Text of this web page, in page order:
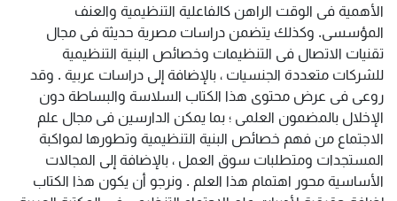
الأهمية فى الوقت الراهن كالفاعلية التنظيمية والعنف
المؤسسى. وكذلك يتضمن دراسات مصرية حديثة فى مجال
تقنيات الاتصال فى التنظيمات وخصائص البنية التنظيمية
للشركات متعددة الجنسيات ، بالإضافة إلى دراسات عربية . وقد
روعى فى عرض محتوى هذا الكتاب السلاسة والبساطة دون
الإخلال بالمضمون العلمى ؛ بما يمكن الدارسين فى مجال علم
الاجتماع من فهم خصائص البنية التنظيمية وتطورها لمواكبة
المستجدات ومتطلبات سوق العمل ، بالإضافة إلى المجالات
الأساسية محور اهتمام هذا العلم . ونرجو أن يكون هذا الكتاب